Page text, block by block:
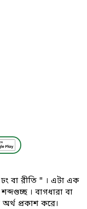
বা রীতি " । এটা এক
। বাগধারা বা
অর্থ প্রকাশ করে।